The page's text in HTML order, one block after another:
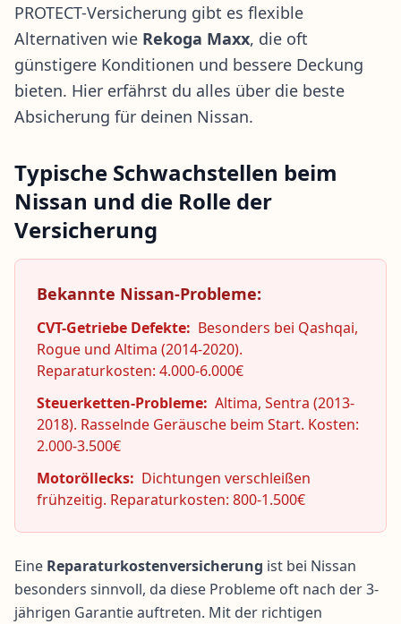
PROTECT-Versicherung gibt es flexible
Alternativen wie Rekoga Maxx, die oft
günstigere Konditionen und bessere Deckung
bieten. Hier erfährst du alles über die beste
Absicherung für deinen Nissan.
Typische Schwachstellen beim
Nissan und die Rolle der
Versicherung
Bekannte Nissan-Probleme:
CVT-Getriebe Defekte: Besonders bei Qashqai,
Rogue und Altima (2014-2020).
Reparaturkosten: 4.000-6.000€
Steuerketten-Probleme: Altima, Sentra (2013-
2018). Rasselnde Geräusche beim Start. Kosten:
2.000-3.500€
Motoröllecks: Dichtungen verschleißen
frühzeitig. Reparaturkosten: 800-1.500€
Eine Reparaturkostenversicherung ist bei Nissan
besonders sinnvoll, da diese Probleme oft nach der 3-
jährigen Garantie auftreten. Mit der richtigen